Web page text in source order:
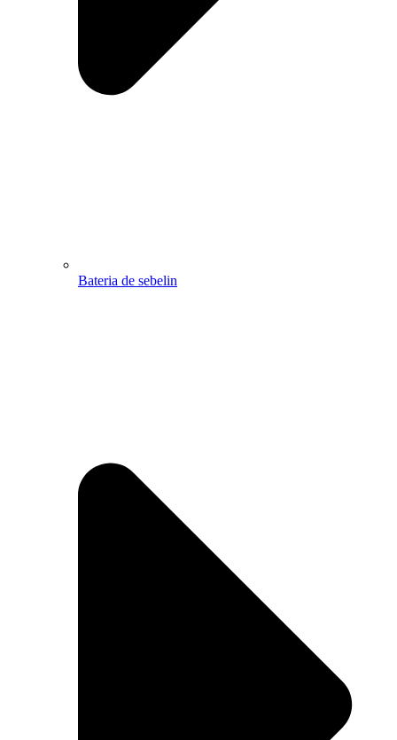
Bateria de sebelin